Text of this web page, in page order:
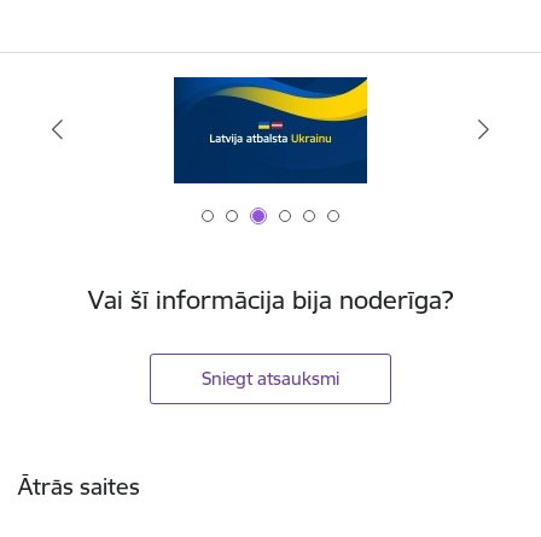
Vai šī informācija bija noderīga?
Sniegt atsauksmi
Ātrās saites